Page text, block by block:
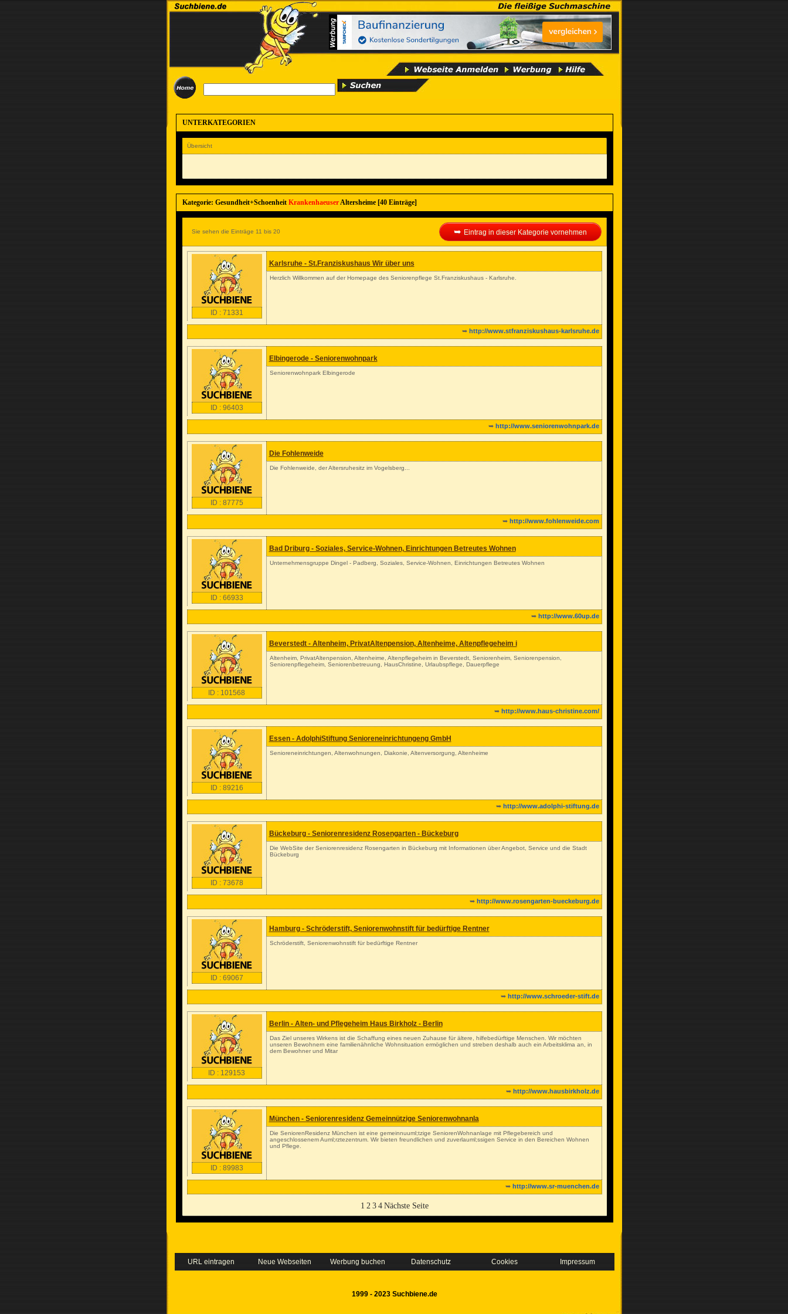
UNTERKATEGORIEN
Übersicht
Kategorie: Gesundheit+Schoenheit KrankenhaeuserAltersheime [40 Einträge]
Sie sehen die Einträge 11 bis 20 ➥ Eintrag in dieser Kategorie vornehmen
ID : 71331
Karlsruhe - St.Franziskushaus Wir über uns
Herzlich Willkommen auf der Homepage des Seniorenpflege St.Franziskushaus - Karlsruhe.
➥ http://www.stfranziskushaus-karlsruhe.de
ID : 96403
Elbingerode - Seniorenwohnpark
Seniorenwohnpark Elbingerode
➥ http://www.seniorenwohnpark.de
ID : 87775
Die Fohlenweide
Die Fohlenweide, der Altersruhesitz im Vogelsberg...
➥ http://www.fohlenweide.com
ID : 66933
Bad Driburg - Soziales, Service-Wohnen, Einrichtungen Betreutes Wohnen
Unternehmensgruppe Dingel - Padberg, Soziales, Service-Wohnen, Einrichtungen Betreutes Wohnen
➥ http://www.60up.de
ID : 101568
Beverstedt - Altenheim, PrivatAltenpension, Altenheime, Altenpflegeheim i
Altenheim, PrivatAltenpension, Altenheime, Altenpflegeheim in Beverstedt, Seniorenheim, Seniorenpension,
Seniorenpflegeheim, Seniorenbetreuung, HausChristine, Urlaubspflege, Dauerpflege
➥ http://www.haus-christine.com/
ID : 89216
Essen - AdolphiStiftung Senioreneinrichtungeng GmbH
Senioreneinrichtungen, Altenwohnungen, Diakonie, Altenversorgung, Altenheime
➥ http://www.adolphi-stiftung.de
ID : 73678
Bückeburg - Seniorenresidenz Rosengarten - Bückeburg
Die WebSite der Seniorenresidenz Rosengarten in Bückeburg mit Informationen über Angebot, Service und die Stadt
Bückeburg
➥ http://www.rosengarten-bueckeburg.de
ID : 69067
Hamburg - Schröderstift, Seniorenwohnstift für bedürftige Rentner
Schröderstift, Seniorenwohnstift für bedürftige Rentner
➥ http://www.schroeder-stift.de
ID : 129153
Berlin - Alten- und Pflegeheim Haus Birkholz - Berlin
Das Ziel unseres Wirkens ist die Schaffung eines neuen Zuhause für ältere, hilfebedürftige Menschen. Wir möchten
unseren Bewohnern eine familienähnliche Wohnsituation ermöglichen und streben deshalb auch ein Arbeitsklima an, in
dem Bewohner und Mitar
➥ http://www.hausbirkholz.de
ID : 89983
München - Seniorenresidenz Gemeinnützige Seniorenwohnanla
Die SeniorenResidenz München ist eine gemeinnuuml;tzige SeniorenWohnanlage mit Pflegebereich und
angeschlossenem Auml;rztezentrum. Wir bieten freundlichen und zuverlauml;ssigen Service in den Bereichen Wohnen
und Pflege.
➥ http://www.sr-muenchen.de
1 2 3 4 Nächste Seite
URL eintragen Neue Webseiten Werbung buchen Datenschutz Cookies Impressum
1999 - 2023 Suchbiene.de